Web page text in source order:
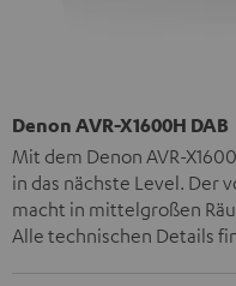
Denon AVR-X1600H DAB
Mit dem Denon AVR-
in das nächste Level. Der
macht in mittelgroßen
Alle technischen Details